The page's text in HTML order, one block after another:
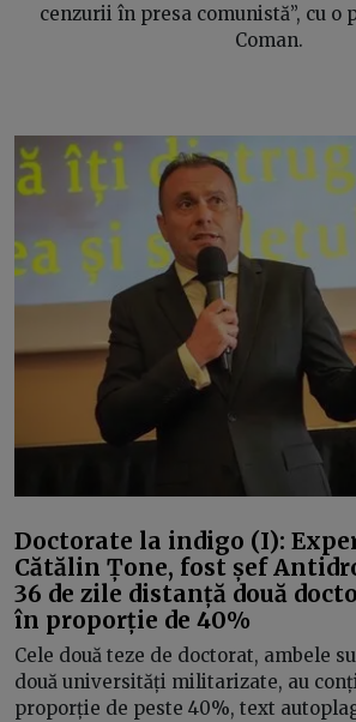
cenzurii în presa comunistă”, cu o
Coman.
Doctorate la indigo (I):
Cătălin Țone, fost șef
36 de zile distanță două
în proporție de 40%
Cele două teze de doctorat, ambele
două universități militarizate, au
proporție de peste 40%, text